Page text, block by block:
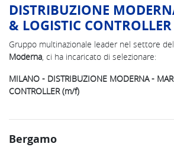
DISTRIBUZIONE
& LOGISTIC
Gruppo multinazionale leader nel settore
Moderna, ci ha incaricato di selezionare:
MILANO - DISTRIBUZIONE MODERNA -
CONTROLLER (m/f)
Bergamo